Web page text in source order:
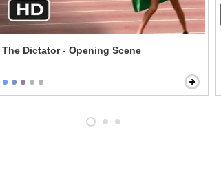
The Dictator - Opening Scene